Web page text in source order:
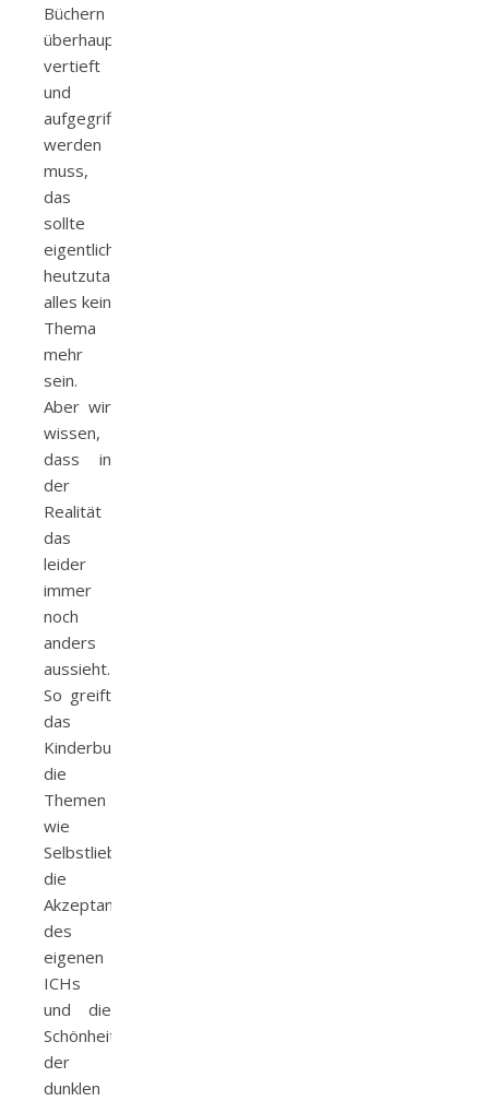
Büchern
überhaupt
vertieft
und
aufgegriffen
werden
muss,
das
sollte
eigentlich
heutzutage
alles kein
Thema
mehr
sein.
Aber wir
wissen,
dass in
der
Realität
das
leider
immer
noch
anders
aussieht.
So greift
das
Kinderbuch
die
Themen
wie
Selbstliebe,
die
Akzeptanz
des
eigenen
ICHs
und die
Schönheit
der
dunklen